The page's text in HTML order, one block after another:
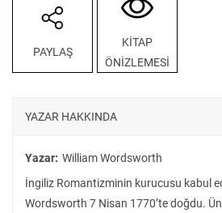
doğayı çok güçlü bir vahdet hissiyle
Kısacası, Wordsworth geçmişte kalmayıp
bizimle bize dair meseleler hakkında
olmuştur. Dil ve üslup bakımından
olarak şiirseverlerin ilgisine sunuluyor.
PAYLAŞ
KİTAP
ÖNİZLEMESİ
YAZAR HAKKINDA
Yazar: William Wordsworth
İngiliz Romantizminin kurucusu kabul
Wordsworth 7 Nisan 1770’te doğdu.